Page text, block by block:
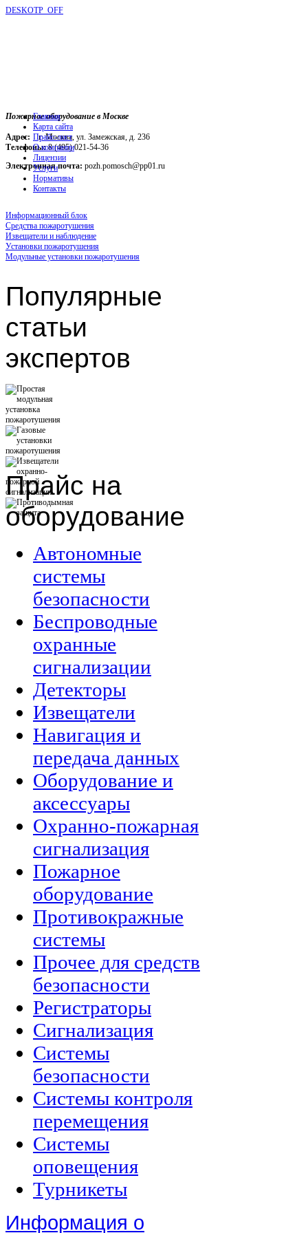
DESKOTP_OFF
Пожарное оборудование в Москве
Адрес: г. Москва, ул. Замежская, д. 236
Телефоны:8 (495) 021-54-36
Электронная почта: pozh.pomosch@pp01.ru
Главная
Карта сайта
Прайс-лист
О компании
Лицензии
Услуги
Нормативы
Контакты
Информационный блок
Средства пожаротушения
Извещатели и наблюдение
Установки пожаротушения
Модульные установки пожаротушения
Популярные
статьи
экспертов
Прайс на
оборудование
Автономные
системы
безопасности
Беспроводные
охранные
сигнализации
Детекторы
Извещатели
Навигация и
передача данных
Оборудование и
аксессуары
Охранно-пожарная
сигнализация
Пожарное
оборудование
Противокражные
системы
Прочее для средств
безопасности
Регистраторы
Сигнализация
Системы
безопасности
Системы контроля
перемещения
Системы
оповещения
Турникеты
Информация о